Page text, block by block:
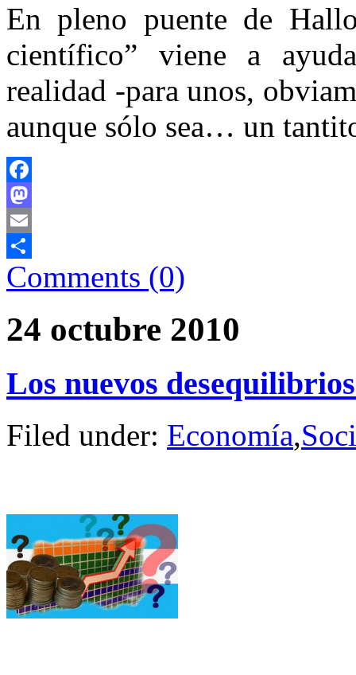
En pleno puente de
científico” viene a
realidad -para unos,
aunque sólo sea… un
Facebook
Mastodon
Email
Comparteix
Comments (0)
24 octubre 2010
Los nuevos
Filed under: Economía,